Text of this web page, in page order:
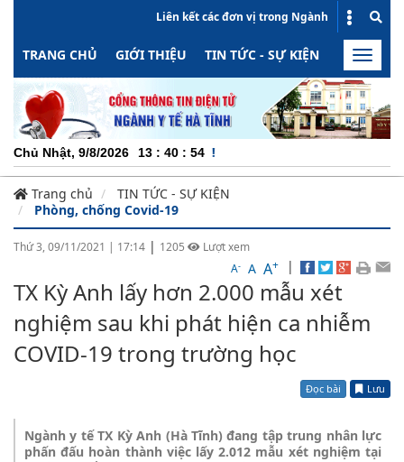
Liên kết các đơn vị trong Ngành
TRANG CHỦ GIỚI THIỆU TIN TỨC - SỰ KIỆN HOẠT
Toggle
Chủ Nhật, 9/8/2026 13 : 40 : 55
Trang chủ
TIN TỨC - SỰ KIỆN
Phòng, chống Covid-19
Thứ 3, 09/11/2021 | 17:14 | 1205
Lượt xem
A- A A+ |
TX Kỳ Anh lấy hơn 2.000 mẫu xét
nghiệm sau khi phát hiện ca nhiễm
COVID-19 trong trường học
Đọc bài Lưu
Ngành y tế TX Kỳ Anh (Hà Tĩnh) đang tập trung nhân lực
phấn đấu hoàn thành việc lấy 2.012 mẫu xét nghiệm tại